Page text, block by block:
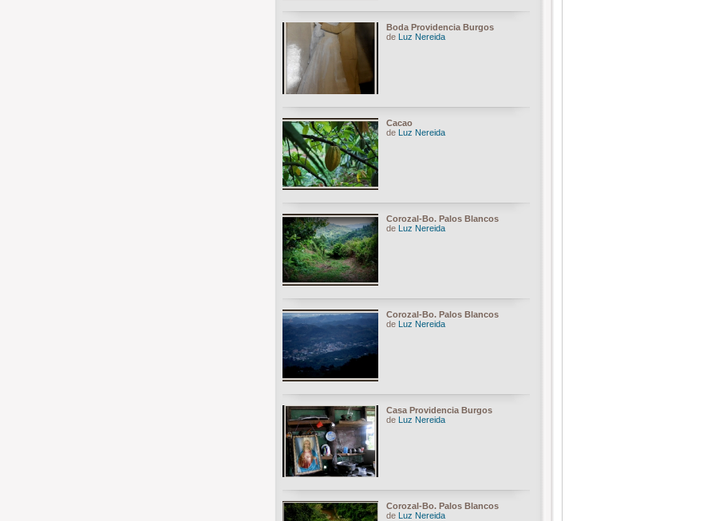
Boda Providencia Burgos
de Luz Nereida
Cacao
de Luz Nereida
Corozal-Bo. Palos Blancos
de Luz Nereida
Corozal-Bo. Palos Blancos
de Luz Nereida
Casa Providencia Burgos
de Luz Nereida
Corozal-Bo. Palos Blancos
de Luz Nereida